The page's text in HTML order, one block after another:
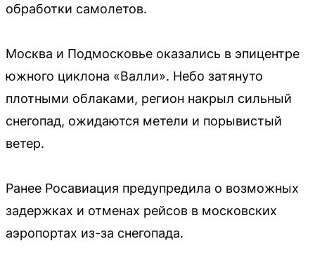
обработки самолетов.
Москва и Подмосковье оказались в эпицентре
южного циклона «Валли». Небо затянуто
плотными облаками, регион накрыл сильный
снегопад, ожидаются метели и порывистый
ветер.
Ранее Росавиация предупредила о возможных
задержках и отменах рейсов в московских
аэропортах из-за снегопада.